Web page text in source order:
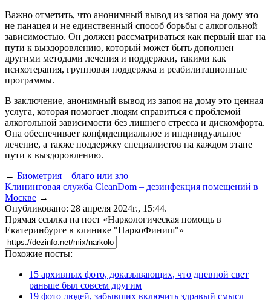
Важно отметить, что анонимный вывод из запоя на дому это
не панацея и не единственный способ борьбы с алкогольной
зависимостью. Он должен рассматриваться как первый шаг на
пути к выздоровлению, который может быть дополнен
другими методами лечения и поддержки, такими как
психотерапия, групповая поддержка и реабилитационные
программы.
В заключение, анонимный вывод из запоя на дому это ценная
услуга, которая помогает людям справиться с проблемой
алкогольной зависимости без лишнего стресса и дискомфорта.
Она обеспечивает конфиденциальное и индивидуальное
лечение, а также поддержку специалистов на каждом этапе
пути к выздоровлению.
← Биометрия – благо или зло
Клининговая служба CleanDom – дезинфекция помещений в
Москве →
Опубликовано: 28 апреля 2024г., 15:44.
Прямая ссылка на пост «Наркологическая помощь в
Екатеринбурге в клинике "НаркоФиниш"»
Похожие посты:
15 архивных фото, доказывающих, что дневной свет
раньше был совсем другим
19 фото людей, забывших включить здравый смысл